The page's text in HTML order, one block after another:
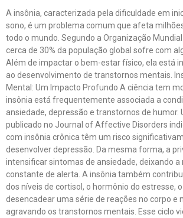
A insônia, caracterizada pela dificuldade em
sono, é um problema comum que afeta
todo o mundo. Segundo a Organização
cerca de 30% da população global sofre com
Além de impactar o bem-estar físico, ela está
ao desenvolvimento de transtornos mentais.
Mental: Um Impacto Profundo A ciência tem
insônia está frequentemente associada a
ansiedade, depressão e transtornos de humor.
publicado no Journal of Affective Disorders
com insônia crônica têm um risco
desenvolver depressão. Da mesma forma, a
intensificar sintomas de ansiedade, deixando
constante de alerta. A insônia também
dos níveis de cortisol, o hormônio do estresse,
desencadear uma série de reações no corpo e
agravando os transtornos mentais. Esse ciclo